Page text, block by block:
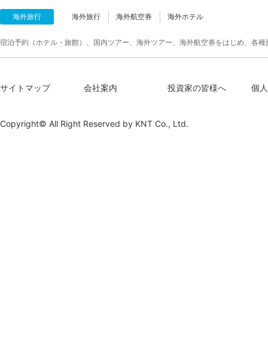
海外旅行 海外旅行 海外航空券 海外ホテル
宿泊予約（ホテル・旅館）、国内ツアー、海外ツアー、海外航空券をはじめ、各
サイトマップ 会社案内 投資家の皆様へ 個
Copyright© All Right Reserved by KNT Co., Ltd.